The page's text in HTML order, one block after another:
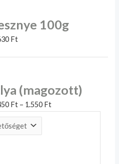
100g
Ft
(magozott)
Ft– 1.550 Ft